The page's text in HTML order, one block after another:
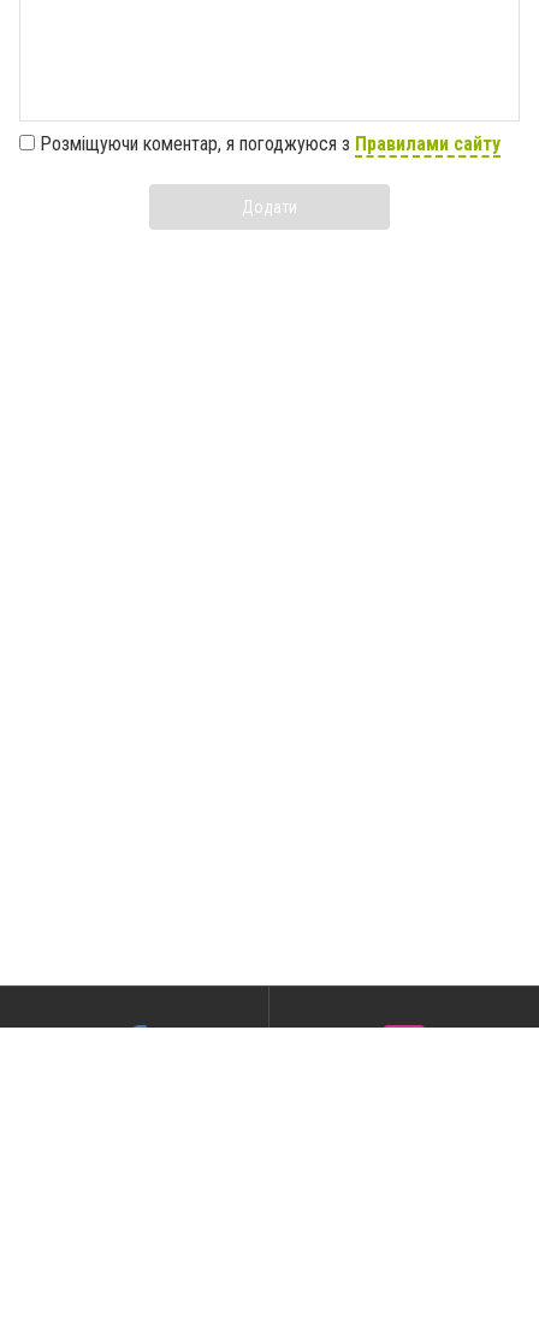
Розміщуючи коментар, я погоджуюся з Правилами сайту
Додати